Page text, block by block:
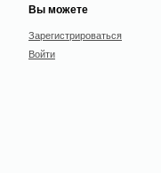
Вы можете
Зарегистрироваться
Войти